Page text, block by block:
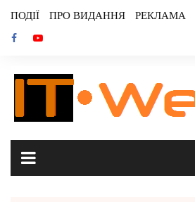
content
ПОДІЇ ПРО ВИДАННЯ РЕКЛАМА